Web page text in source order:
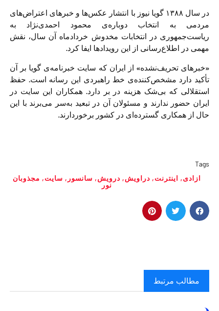
در سال ١٣٨٨ گویا نیوز با انتشار عکس‌ها و خبرهای اعتراض‌های
مردمی به انتخاب دوباره‌ی محمود احمدی‌نژاد به
ریاست‌جمهوری در انتخابات مخدوش خردادماه آن سال، نقش
مهمی در اطلاع‌رسانی از این رویدادها ایفا کرد.
«خبرهای تحریف‌نشده» از ایران که سایت خبرنامه‌ی گویا بر آن
تأکید دارد مشخص‌کننده‌ی خط راهبردی این رسانه است. حفظ
استقلالی که بی‌شک هزینه در بر دارد. همکاران این سایت در
ایران حضور ندارند و مسئولان آن در تبعید به‌سر می‌برند با این
حال از همکاری گسترده‌ای در کشور برخوردارند.
Tags
ازادی, اینترنت, دراویش, درویش, سانسور , سایت, مجذوبان
نور
مطالب مرتبط